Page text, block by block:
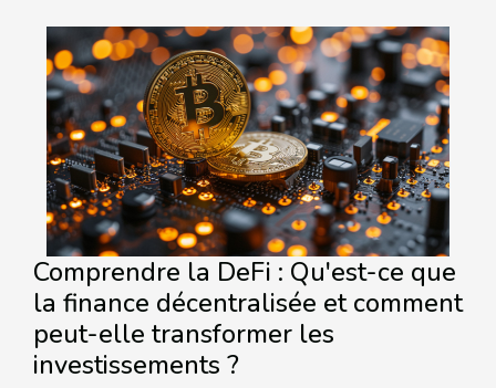
Comprendre la DeFi : Qu'est-ce que
la finance décentralisée et comment
peut-elle transformer les
investissements ?